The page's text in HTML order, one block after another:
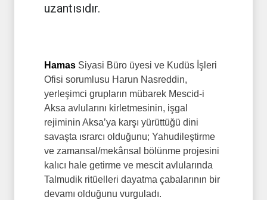
uzantısıdır.
Hamas Siyasi Büro üyesi ve Kudüs İşleri
Ofisi sorumlusu Harun Nasreddin,
yerleşimci grupların mübarek Mescid-i
Aksa avlularını kirletmesinin, işgal
rejiminin Aksa’ya karşı yürüttüğü dini
savaşta ısrarcı olduğunu; Yahudileştirme
ve zamansal/mekânsal bölünme projesini
kalıcı hale getirme ve mescit avlularında
Talmudik ritüelleri dayatma çabalarının bir
devamı olduğunu vurguladı.